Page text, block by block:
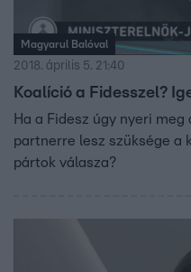
Magyarul Balóval
2018. április 5. 21:40
Koalíció a Fidesszel?
Ha a Fidesz úgy nyeri
partnerre lesz szüksége a
pártok válasza?